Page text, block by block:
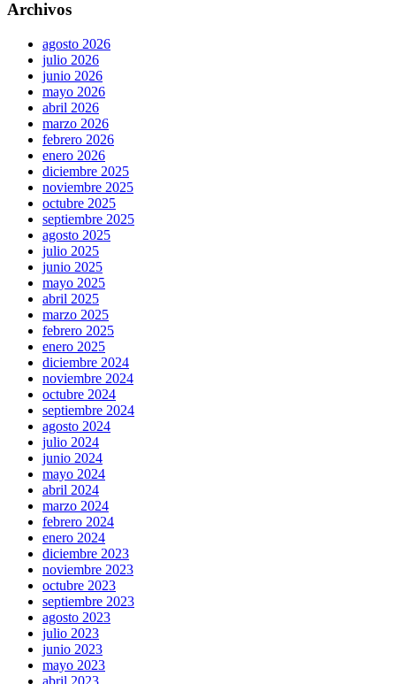
Archivos
agosto 2026
julio 2026
junio 2026
mayo 2026
abril 2026
marzo 2026
febrero 2026
enero 2026
diciembre 2025
noviembre 2025
octubre 2025
septiembre 2025
agosto 2025
julio 2025
junio 2025
mayo 2025
abril 2025
marzo 2025
febrero 2025
enero 2025
diciembre 2024
noviembre 2024
octubre 2024
septiembre 2024
agosto 2024
julio 2024
junio 2024
mayo 2024
abril 2024
marzo 2024
febrero 2024
enero 2024
diciembre 2023
noviembre 2023
octubre 2023
septiembre 2023
agosto 2023
julio 2023
junio 2023
mayo 2023
abril 2023